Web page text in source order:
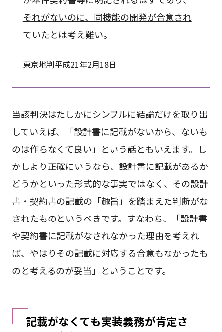
それがないのに、同機能の開発が合意され
ていたとは考え難い。
東京地判平成21年2月18日
当該判決はたしかにシンプルに結論だけを取り出
していえば、「設計書に記載がないから、ないも
のは作らなくて良い」という話ともいえます。し
かしより正確にいうなら、設計書に記載があるか
どうかといった形式的な事実ではなく、その設計
書・契約書の記載の「趣旨」を踏まえた判断がな
されたものというべきです。すなわち、「設計書
や契約書に記載がなされなかった理由を考えれ
ば、やはりその記載に対応する合意もなかったも
のと考えるのが妥当」ということです。
記載がなくても実装義務が肯定さ